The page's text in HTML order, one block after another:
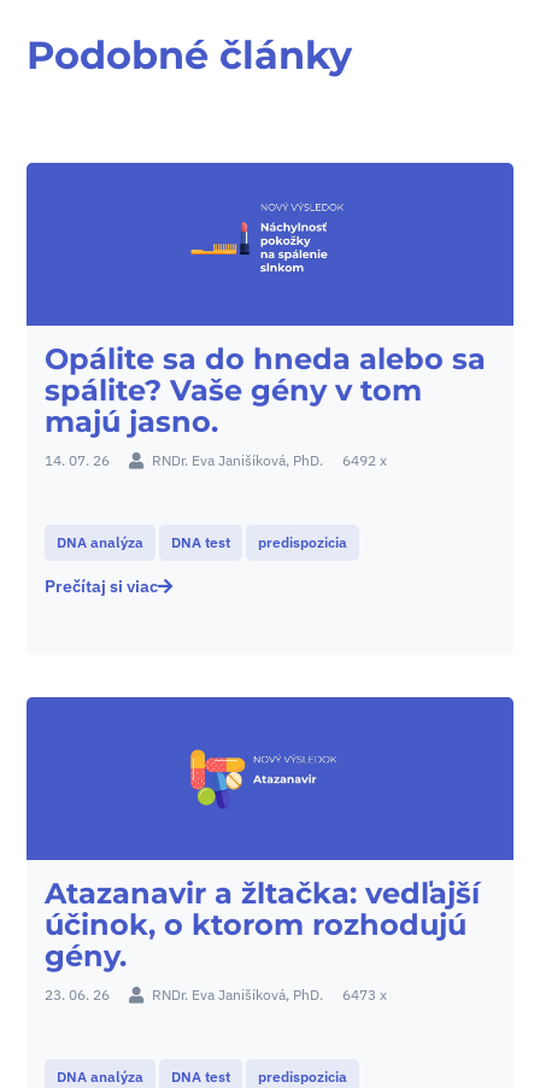
Podobné články
Opálite sa do hneda alebo sa
spálite? Vaše gény v tom
majú jasno.
14. 07. 26 RNDr. Eva Janišíková, PhD. 6492 x
DNA analýza DNA test predispozicia
Prečítaj si viac
Atazanavir a žltačka: vedľajší
účinok, o ktorom rozhodujú
gény.
23. 06. 26 RNDr. Eva Janišíková, PhD. 6473 x
DNA analýza DNA test predispozicia